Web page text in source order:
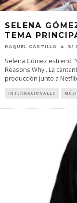
SELENA
TEMA
RAQUEL CASTILLO 31
Selena Gómez estrenó
Reasons Why'. La
producción junto a
INTERNACIONALES